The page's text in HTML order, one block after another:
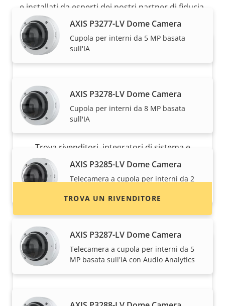
AXIS P3277-LV Dome Camera
Cupola per interni da 5 MP basata
sull'IA
AXIS P3278-LV Dome Camera
Cupola per interni da 8 MP basata
sull'IA
AXIS P3285-LV Dome Camera
Telecamera a cupola per interni da 2
AXIS P3287-LV Dome Camera
Telecamera a cupola per interni da 5
MP basata sull'IA con Audio Analytics
e installati da esperti dei nostri partner di fiducia.
Desideri acquistare i dispositivi Axis?
Trova rivenditori, integratori di sistema e
installatori di dispositivi e sistemi Axis.
TROVA UN RIVENDITORE